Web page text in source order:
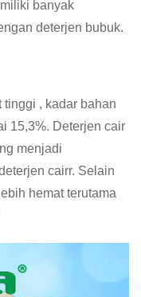
banyak
deterjen bubuk.
tinggi , kadar bahan
15,3%. Deterjen cair
menjadi
cairr. Selain
hemat terutama